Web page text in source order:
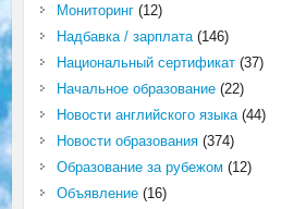
Мониторинг(12)
Надбавка / зарплата(146)
Национальный сертификат(37)
Начальное образование(22)
Новости английского языка(44)
Новости образования(374)
Образование за рубежом (12)
Объявление(16)